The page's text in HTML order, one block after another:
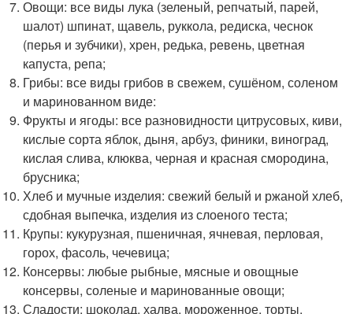
Овощи: все виды лука (зеленый, репчатый, парей,
шалот) шпинат, щавель, руккола, редиска, чеснок
(перья и зубчики), хрен, редька, ревень, цветная
капуста, репа;
Грибы: все виды грибов в свежем, сушёном, соленом
и маринованном виде:
Фрукты и ягоды: все разновидности цитрусовых, киви,
кислые сорта яблок, дыня, арбуз, финики, виноград,
кислая слива, клюква, черная и красная смородина,
брусника;
Хлеб и мучные изделия: свежий белый и ржаной хлеб,
сдобная выпечка, изделия из слоеного теста;
Крупы: кукурузная, пшеничная, ячневая, перловая,
горох, фасоль, чечевица;
Консервы: любые рыбные, мясные и овощные
консервы, соленые и маринованные овощи;
Сладости: шоколад, халва, мороженное, торты,